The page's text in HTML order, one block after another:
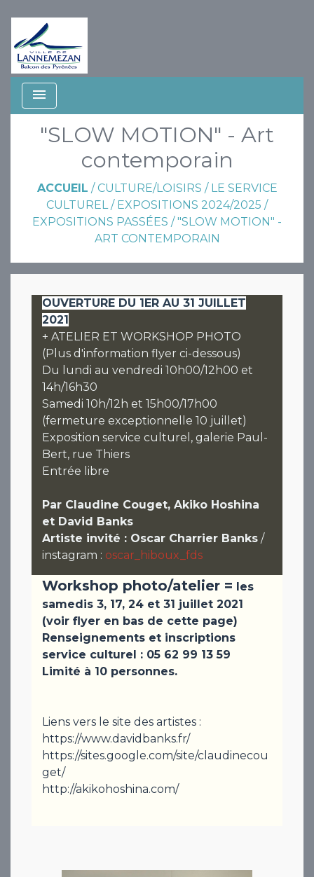
menu
"SLOW MOTION" - Art
contemporain
ACCUEIL /CULTURE/LOISIRS / LE SERVICE
CULTUREL/ EXPOSITIONS 2024/2025 /
EXPOSITIONS PASSÉES /"SLOW MOTION" -
ART CONTEMPORAIN
OUVERTURE DU 1ER AU 31 JUILLET
2021
+ ATELIER ET WORKSHOP PHOTO
(Plus d'information flyer ci-dessous)
Du lundi au vendredi 10h00/12h00 et
14h/16h30
Samedi 10h/12h et 15h00/17h00
(fermeture exceptionnelle 10 juillet)
Exposition service culturel, galerie Paul-
Bert, rue Thiers
Entrée libre
Par Claudine Couget, Akiko Hoshina
et David Banks
Artiste invité : Oscar Charrier Banks /
instagram : oscar_hiboux_fds
Workshop photo/atelier = les
samedis 3, 17, 24 et 31 juillet 2021
(voir flyer en bas de cette page)
Renseignements et inscriptions
service culturel : 05 62 99 13 59
Limité à 10 personnes.
Liens vers le site des artistes :
https://www.davidbanks.fr/
https://sites.google.com/site/claudinecou
get/
http://akikohoshina.com/